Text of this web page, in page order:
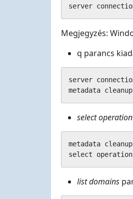
server
Megjegyzés:
q parancs
server
metadata
select
metadata
select
list domains